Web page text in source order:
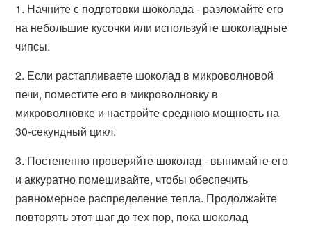
1. Начните с подготовки шоколада - разломайте его
на небольшие кусочки или используйте шоколадные
чипсы.
2. Если растапливаете шоколад в микроволновой
печи, поместите его в микроволновку в
микроволновке и настройте среднюю мощность на
30-секундный цикл.
3. Постепенно проверяйте шоколад - вынимайте его
и аккуратно помешивайте, чтобы обеспечить
равномерное распределение тепла. Продолжайте
повторять этот шаг до тех пор, пока шоколад